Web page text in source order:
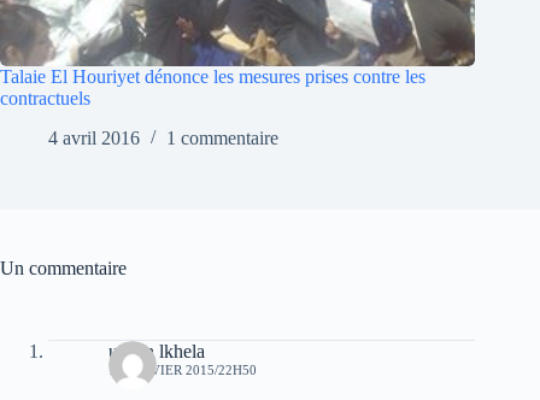
Talaie El Houriyet dénonce les mesures prises contre les
contractuels
4 avril 2016
1 commentaire
Un commentaire
uchen lkhela
19 JANVIER 2015/22H50